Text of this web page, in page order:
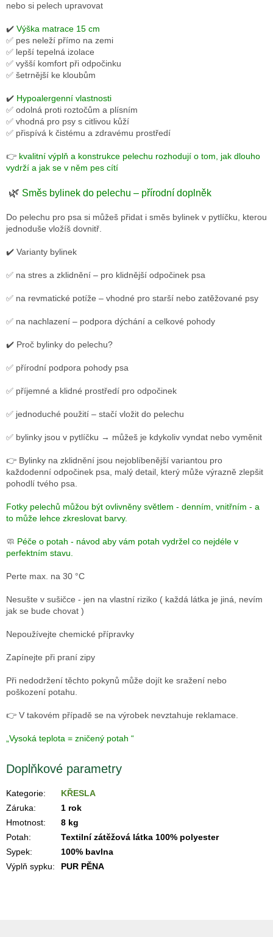
nebo si pelech upravovat
✔️ Výška matrace 15 cm
✅ pes neleží přímo na zemi
✅ lepší tepelná izolace
✅ vyšší komfort při odpočinku
✅ šetrnější ke kloubům
✔️ Hypoalergenní vlastnosti
✅ odolná proti roztočům a plísním
✅ vhodná pro psy s citlivou kůží
✅ přispívá k čistému a zdravému prostředí
👉 kvalitní výplň a konstrukce pelechu rozhodují o tom, jak dlouho
vydrží a jak se v něm pes cítí
🌿 Směs bylinek do pelechu – přírodní doplněk
Do pelechu pro psa si můžeš přidat i směs bylinek v pytlíčku, kterou
jednoduše vložíš dovnitř.
✔️ Varianty bylinek
✅ na stres a zklidnění – pro klidnější odpočinek psa
✅ na revmatické potíže – vhodné pro starší nebo zatěžované psy
✅ na nachlazení – podpora dýchání a celkové pohody
✔️ Proč bylinky do pelechu?
✅ přírodní podpora pohody psa
✅ příjemné a klidné prostředí pro odpočinek
✅ jednoduché použití – stačí vložit do pelechu
✅ bylinky jsou v pytlíčku → můžeš je kdykoliv vyndat nebo vyměnit
👉 Bylinky na zklidnění jsou nejoblíbenější variantou pro
každodenní odpočinek psa, malý detail, který může výrazně zlepšit
pohodlí tvého psa.
Fotky pelechů můžou být ovlivněny světlem - denním, vnitřním - a
to může lehce zkreslovat barvy.
🧼 Péče o potah - návod aby vám potah vydržel co nejdéle v
perfektním stavu.
Perte max. na 30 °C
Nesušte v sušičce - jen na vlastní riziko ( každá látka je jiná, nevím
jak se bude chovat )
Nepoužívejte chemické přípravky
Zapínejte při praní zipy
Při nedodržení těchto pokynů může dojít ke sražení nebo
poškození potahu.
👉 V takovém případě se na výrobek nevztahuje reklamace.
„Vysoká teplota = zničený potah “
Doplňkové parametry
Kategorie:
KŘESLA
Záruka:
1 rok
Hmotnost:
8 kg
Potah:
Textilní zátěžová látka 100% polyester
Sypek:
100% bavlna
Výplň sypku: PUR PĚNA